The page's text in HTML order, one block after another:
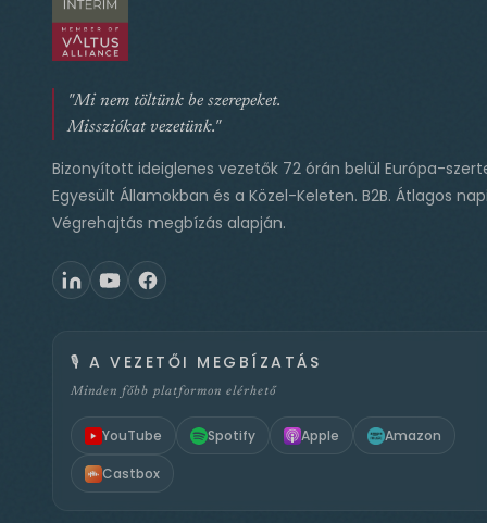
"Mi nem töltünk be szerepeket.
Missziókat vezetünk."
Bizonyított ideiglenes vezetők 72 órán belül Európa-
Egyesült Államokban és a Közel-Keleten. B2B. Átlagos
Végrehajtás megbízás alapján.
🎙️ A VEZETŐI MEGBÍZATÁS
Minden főbb platformon elérhető
YouTube Spotify Apple Amazon
Castbox